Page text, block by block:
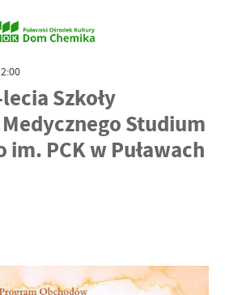
Szkoły
Studium
PCK w Puławach